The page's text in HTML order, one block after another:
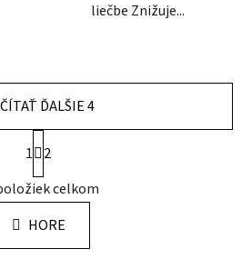
liečbe Znižuje...
O
v
l
á
d
ĎALŠIE 4
S
t
r
á
n
k
1
2
celkom
HORE